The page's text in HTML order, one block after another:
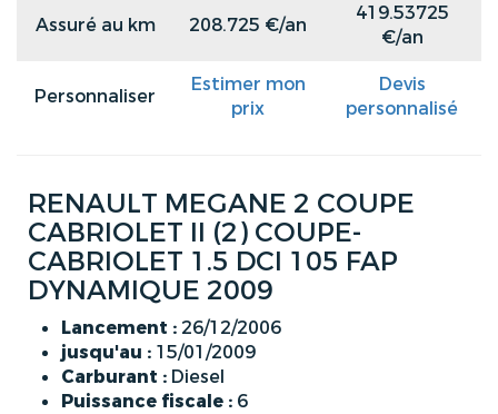
Assuré au km 208.725 €/an
419.53725
€/an
Personnaliser
Estimer mon
prix
Devis
personnalisé
RENAULT MEGANE 2 COUPE
CABRIOLET II (2) COUPE-
CABRIOLET 1.5 DCI 105 FAP
DYNAMIQUE 2009
Lancement : 26/12/2006
jusqu'au : 15/01/2009
Carburant : Diesel
Puissance fiscale : 6